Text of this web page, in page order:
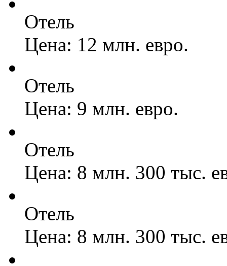
Отель
Цена: 12 млн. евро.
Отель
Цена: 9 млн. евро.
Отель
Цена: 8 млн. 300 тыс.
Отель
Цена: 8 млн. 300 тыс.